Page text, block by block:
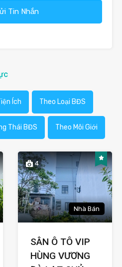
Tin Nhắn
Ích Theo Loại BĐS
Thái BĐS Theo Môi Giới
4
Nhà Bán
SÂN Ô TÔ VIP
HÙNG VƯƠNG